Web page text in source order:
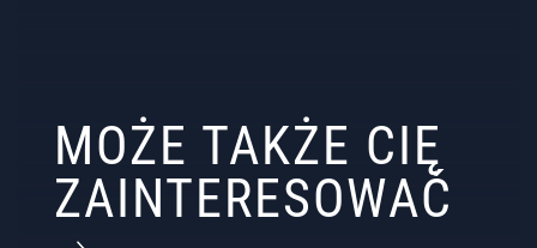
MOŻE TAKŻE CIĘ
ZAINTERESOWAĆ